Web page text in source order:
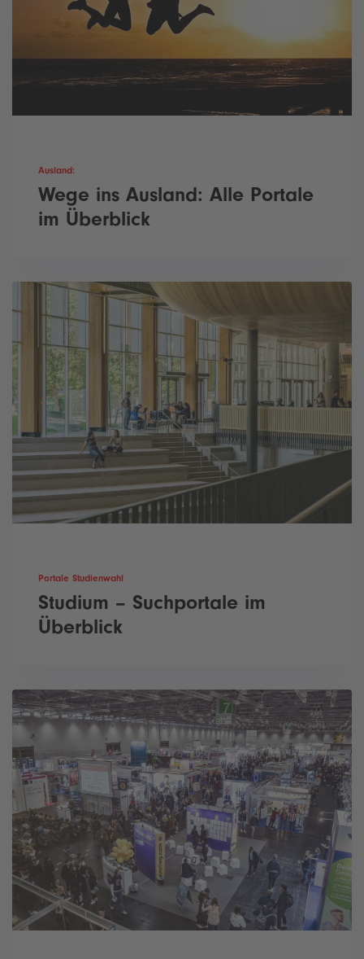
Ausland:
Wege ins Ausland: Alle Portale
im Überblick
Portale Studienwahl
Studium – Suchportale im
Überblick